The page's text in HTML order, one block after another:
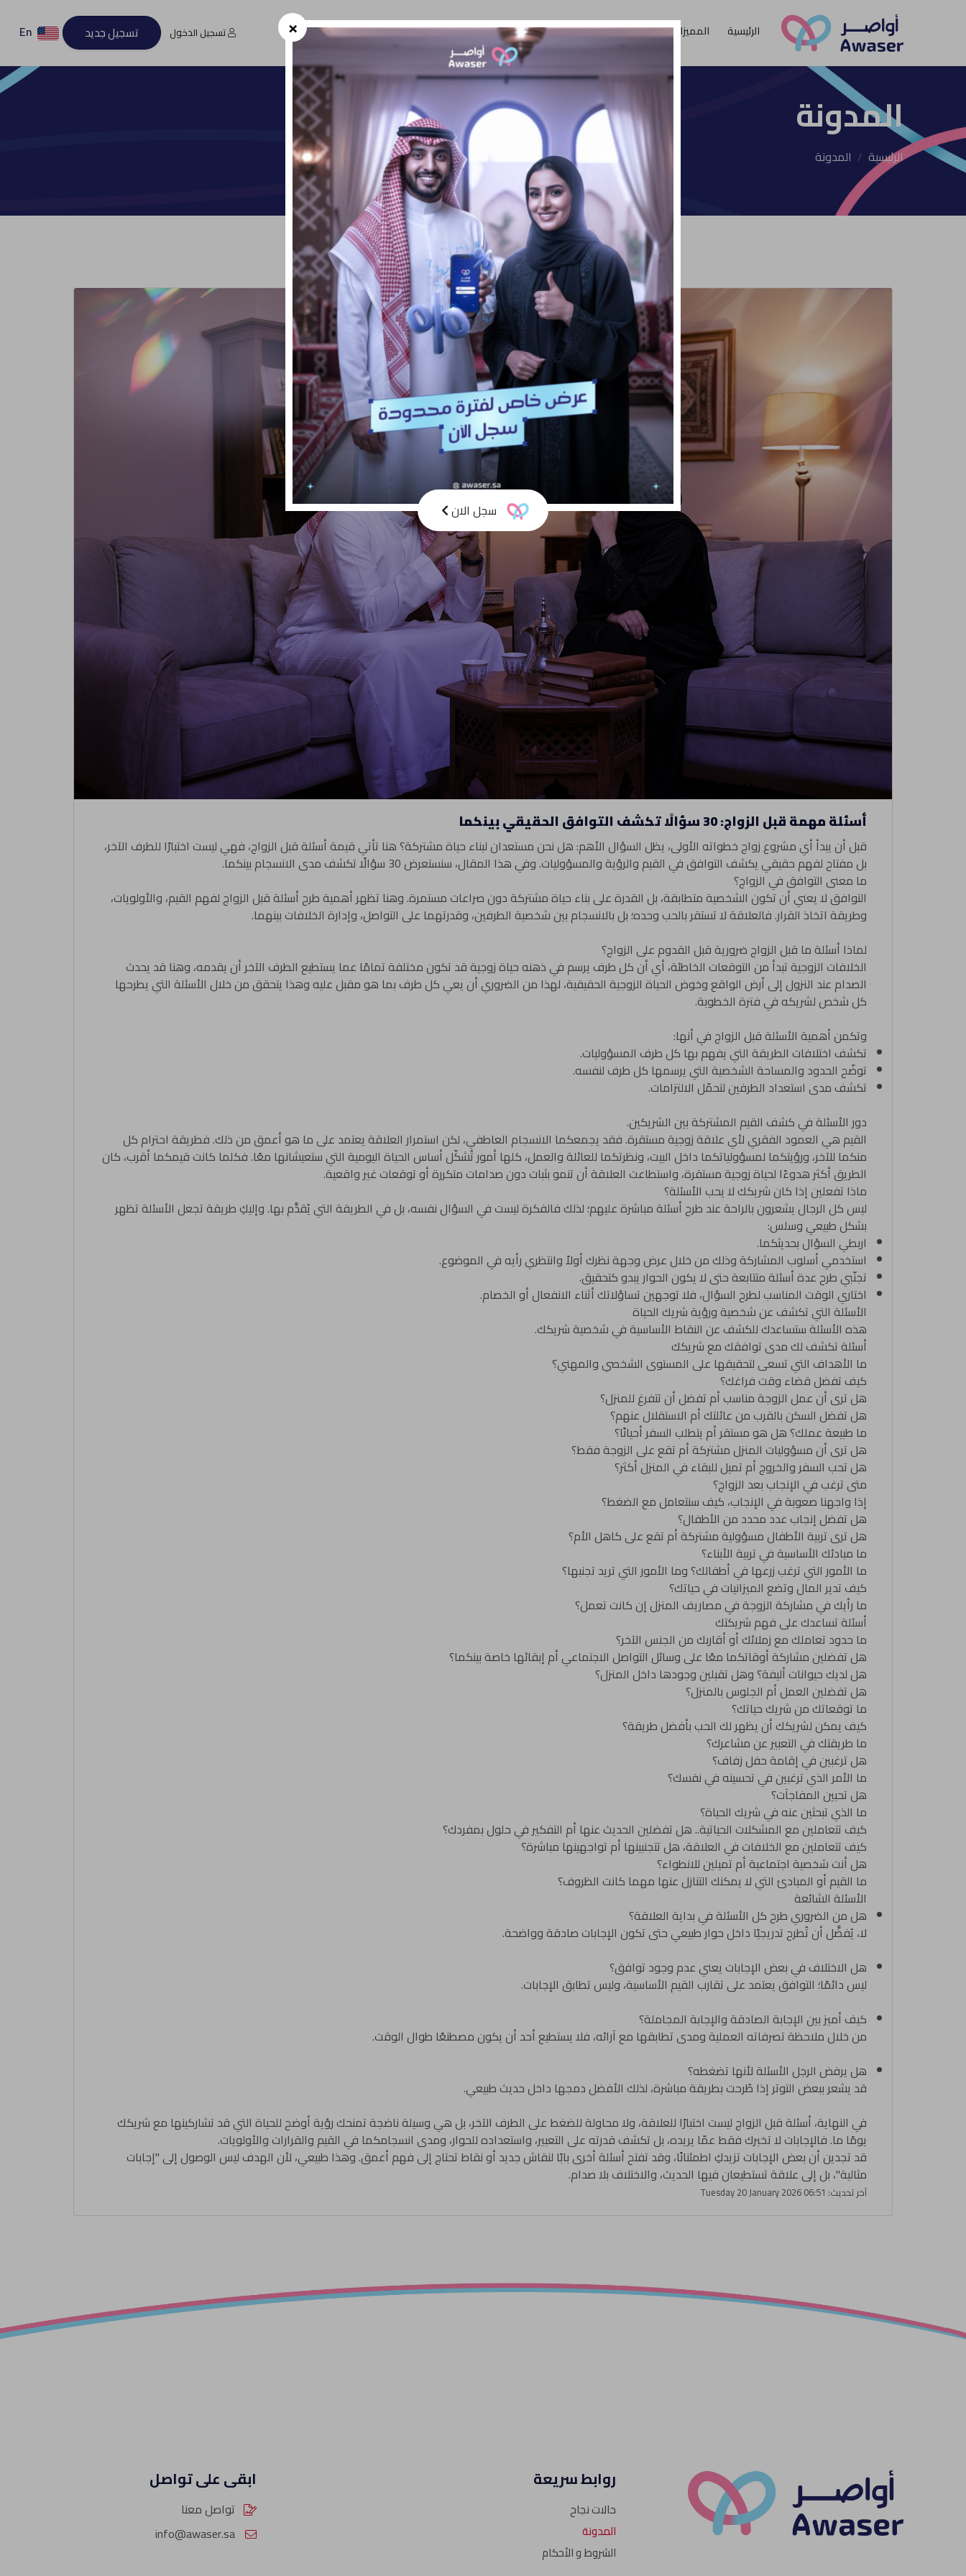
الرئيسية المميزات الأسئلة الشائعة حالات نجاح المدونة تواصل معنا الشروط و الأحكام تسجيل الدخول تسجيل جديد En ×
سجل الان
المدونة
الرئيسية المدونة
أسئلة مهمة قبل الزواج: 30 سؤالًا تكشف التوافق الحقيقي بينكما
قبل أن يبدأ أي مشروع زواج خطواته الأولى، يظل السؤال الأهم: هل نحن مستعدان لبناء حياة مشتركة؟ هنا تأتي قيمة أسئلة قبل الزواج، فهي ليست اختبارًا للطرف الآخر،
بل مفتاح لفهم حقيقي يكشف التوافق في القيم والرؤية والمسؤوليات. وفي هذا المقال، سنستعرض 30 سؤالًا تكشف مدى الانسجام بينكما.
ما معنى التوافق في الزواج؟
التوافق لا يعني أن تكون الشخصية متطابقة، بل القدرة على بناء حياة مشتركة دون صراعات مستمرة. وهنا تظهر أهمية طرح أسئلة قبل الزواج لفهم القيم، والأولويات،
وطريقة اتخاذ القرار. فالعلاقة لا تستقر بالحب وحده؛ بل بالانسجام بين شخصية الطرفين، وقدرتهما على التواصل، وإدارة الخلافات بينهما.
لماذا أسئلة ما قبل الزواج ضرورية قبل القدوم على الزواج؟
الخلافات الزوجية تبدأ من التوقعات الخاطئة، أي أن كل طرف يرسم في ذهنه حياة زوجية قد تكون مختلفة تمامًا عما يستطيع الطرف الآخر أن يقدمه، وهنا قد يحدث
الصدام عند النزول إلى أرض الواقع وخوض الحياة الزوجية الحقيقية، لهذا من الضروري أن يعي كل طرف بما هو مقبل عليه وهذا يتحقق من خلال الأسئلة التي يطرحها
كل شخص لشريكه في فترة الخطوبة.
وتكمن أهمية الأسئلة قبل الزواج في أنها:
تكشف اختلافات الطريقة التي يفهم بها كل طرف المسؤوليات.
توضّح الحدود والمساحة الشخصية التي يرسمها كل طرف لنفسه.
تكشف مدى استعداد الطرفين لتحمّل الالتزامات.
دور الأسئلة في كشف القيم المشتركة بين الشريكين.
القيم هي العمود الفقري لأي علاقة زوجية مستقرة. فقد يجمعكما الانسجام العاطفي، لكن استمرار العلاقة يعتمد على ما هو أعمق من ذلك. فطريقة احترام كل
منكما للآخر، ورؤيتكما لمسؤولياتكما داخل البيت، ونظرتكما للعائلة والعمل، كلها أمور تُشكّل أساس الحياة اليومية التي ستعيشانها معًا. فكلما كانت قيمكما أقرب، كان
الطريق أكثر هدوءًا لحياة زوجية مستقرة، واستطاعت العلاقة أن تنمو بثبات دون صدامات متكررة أو توقعات غير واقعية.
ماذا تفعلين إذا كان شريكك لا يحب الأسئلة؟
ليس كل الرجال يشعرون بالراحة عند طرح أسئلة مباشرة عليهم؛ لذلك فالفكرة ليست في السؤال نفسه، بل في الطريقة التي يُقدَّم بها. وإليكِ طريقة تجعل الأسئلة تظهر
بشكل طبيعي وسلس:
اربطي السؤال بحديثكما.
استخدمي أسلوب المشاركة وذلك من خلال عرض وجهة نظرك أولاً وانتظري رأيه في الموضوع.
تجنّبي طرح عدة أسئلة متتابعة حتى لا يكون الحوار يبدو كتحقيق.
اختاري الوقت المناسب لطرح السؤال، فلا توجهين تساؤلاتك أثناء الانفعال أو الخصام.
الأسئلة التي تكشف عن شخصية ورؤية شريك الحياة
هذه الأسئلة ستساعدك للكشف عن النقاط الأساسية في شخصية شريكك.
أسئلة تكشف لك مدى توافقك مع شريكك
ما الأهداف التي تسعى لتحقيقها على المستوى الشخصي والمهني؟
كيف تفضل قضاء وقت فراغك؟
هل ترى أن عمل الزوجة مناسب أم تفضل أن تتفرغ للمنزل؟
هل تفضل السكن بالقرب من عائلتك أم الاستقلال عنهم؟
ما طبيعة عملك؟ هل هو مستقر أم يتطلب السفر أحيانًا؟
هل ترى أن مسؤوليات المنزل مشتركة أم تقع على الزوجة فقط؟
هل تحب السفر والخروج أم تميل للبقاء في المنزل أكثر؟
متى ترغب في الإنجاب بعد الزواج؟
إذا واجهنا صعوبة في الإنجاب، كيف سنتعامل مع الضغط؟
هل تفضل إنجاب عدد محدد من الأطفال؟
هل ترى تربية الأطفال مسؤولية مشتركة أم تقع على كاهل الأم؟
ما مبادئك الأساسية في تربية الأبناء؟
ما الأمور التي ترغب زرعها في أطفالك؟ وما الأمور التي تريد تجنبها؟
كيف تدير المال وتضع الميزانيات في حياتك؟
ما رأيك في مشاركة الزوجة في مصاريف المنزل إن كانت تعمل؟
أسئلة تساعدك على فهم شريكتك
ما حدود تعاملك مع زملائك أو أقاربك من الجنس الآخر؟
هل تفضلين مشاركة أوقاتكما معًا على وسائل التواصل الاجتماعي أم إبقائها خاصة بينكما؟
هل لديك حيوانات أليفة؟ وهل تقبلين وجودها داخل المنزل؟
هل تفضلين العمل أم الجلوس بالمنزل؟
ما توقعاتك من شريك حياتك؟
كيف يمكن لشريكك أن يظهر لك الحب بأفضل طريقة؟
ما طريقتك في التعبير عن مشاعرك؟
هل ترغبين في إقامة حفل زفاف؟
ما الأمر الذي ترغبين في تحسينه في نفسك؟
هل تحبين المفاجآت؟
ما الذي تبحثين عنه في شريك الحياة؟
كيف تتعاملين مع المشكلات الحياتية.. هل تفضلين الحديث عنها أم التفكير في حلول بمفردك؟
كيف تتعاملين مع الخلافات في العلاقة، هل تتجنبينها أم تواجهينها مباشرة؟
هل أنت شخصية اجتماعية أم تميلين للانطواء؟
ما القيم أو المبادئ التي لا يمكنك التنازل عنها مهما كانت الظروف؟
الأسئلة الشائعة
هل من الضروري طرح كل الأسئلة في بداية العلاقة؟
لا، يُفضَّل أن تُطرح تدريجيًا داخل حوار طبيعي حتى تكون الإجابات صادقة وواضحة.
هل الاختلاف في بعض الإجابات يعني عدم وجود توافق؟
ليس دائمًا؛ التوافق يعتمد على تقارب القيم الأساسية، وليس تطابق الإجابات.
كيف أميز بين الإجابة الصادقة والإجابة المجاملة؟
من خلال ملاحظة تصرفاته العملية ومدى تطابقها مع آرائه، فلا يستطيع أحد أن يكون مصطنعًا طوال الوقت.
هل يرفض الرجل الأسئلة لأنها تضغطه؟
قد يشعر ببعض التوتر إذا طُرحت بطريقة مباشرة، لذلك الأفضل دمجها داخل حديث طبيعي.
في النهاية، أسئلة قبل الزواج ليست اختبارًا للعلاقة، ولا محاولة للضغط على الطرف الآخر، بل هي وسيلة ناضجة تمنحك رؤية أوضح للحياة التي قد تشاركينها مع شريكك
يومًا ما. فالإجابات لا تخبرك فقط عمّا يريده، بل تكشف قدرته على التعبير، واستعداده للحوار، ومدى انسجامكما في القيم والقرارات والأولويات.
قد تجدين أن بعض الإجابات تزيدكِ اطمئنانًا، وقد تفتح أسئلة أخرى بابًا لنقاش جديد أو نقاط تحتاج إلى فهم أعمق. وهذا طبيعي، لأن الهدف ليس الوصول إلى "إجابات
مثالية"، بل إلى علاقة تستطيعان فيها الحديث، والاختلاف بلا صدام.
آخر تحديث: Tuesday 20 January 2026 06:51
روابط سريعة
حالات نجاح
المدونة
الشروط و الأحكام
ابقى على تواصل
تواصل معنا
info@awaser.sa